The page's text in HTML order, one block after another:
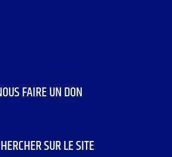
FAIRE UN DON
SUR LE SITE